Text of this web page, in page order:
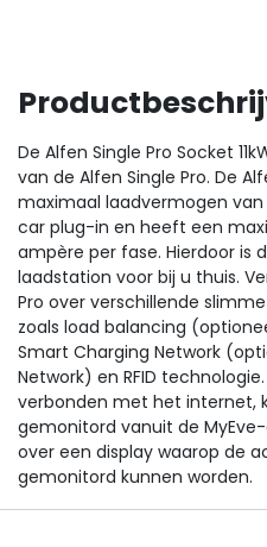
De Alfen Single Pro Socket
van de Alfen Single Pro. De
maximaal laadvermogen van
car plug-in en heeft een
ampère per fase. Hierdoor is
laadstation voor bij u thuis.
Pro over verschillende
zoals load balancing
Smart Charging Network
Network) en RFID
verbonden met het internet,
gemonitord vanuit de
over een display waarop de
gemonitord kunnen worden.